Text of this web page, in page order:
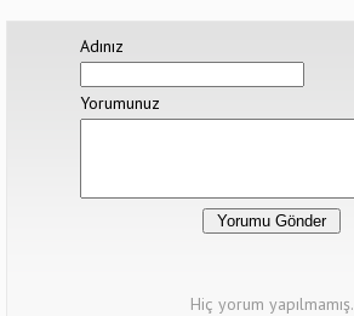
Adınız
Yorumunuz
Hiç yorum yapılmamış.